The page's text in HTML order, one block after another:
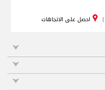
| احصل على الاتجاهات